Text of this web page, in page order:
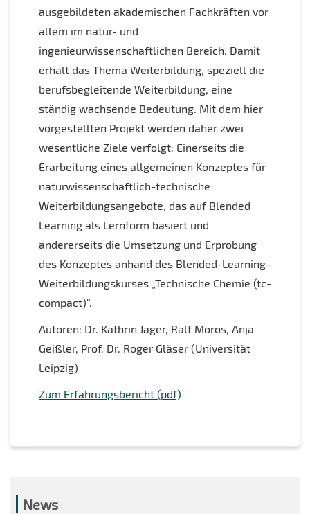
ausgebildeten akademischen Fachkräften vor
allem im natur- und
ingenieurwissenschaftlichen Bereich. Damit
erhält das Thema Weiterbildung, speziell die
berufsbegleitende Weiterbildung, eine
ständig wachsende Bedeutung. Mit dem hier
vorgestellten Projekt werden daher zwei
wesentliche Ziele verfolgt: Einerseits die
Erarbeitung eines allgemeinen Konzeptes für
naturwissenschaftlich-technische
Weiterbildungsangebote, das auf Blended
Learning als Lernform basiert und
andererseits die Umsetzung und Erprobung
des Konzeptes anhand des Blended-Learning-
Weiterbildungskurses „Technische Chemie (tc-
compact)“.
Autoren: Dr. Kathrin Jäger, Ralf Moros, Anja
Geißler, Prof. Dr. Roger Gläser (Universität
Leipzig)
Zum Erfahrungsbericht (pdf)
News